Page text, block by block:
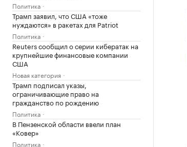
Политика
Трамп заявил, что США «тоже
нуждаются» в ракетах для Patriot
Политика
Reuters сообщил о серии кибератак на
крупнейшие финансовые компании
США
Новая категория
Трамп подписал указы,
ограничивающие право на
гражданство по рождению
Политика
В Пензенской области ввели план
«Ковер»
Политика